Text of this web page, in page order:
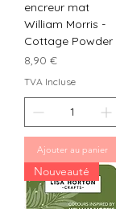
encreur mat
William Morris -
Cottage Powder
Prix
8,90 €
TVA Incluse
Ajouter au panier
Nouveauté